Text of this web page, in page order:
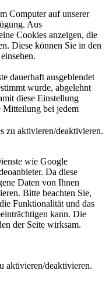
Computer auf unserer
Aus
Cookies anzeigen, die
Diese können Sie in den
dauerhaft ausgeblendet
wurde, abgelehnt
diese Einstellung
Mitteilung bei jedem
zu aktivieren/deaktivieren.
wie Google
Da diese
Daten von Ihnen
Bitte beachten Sie,
Funktionalität und das
kann. Die
der Seite wirksam.
aktivieren/deaktivieren.